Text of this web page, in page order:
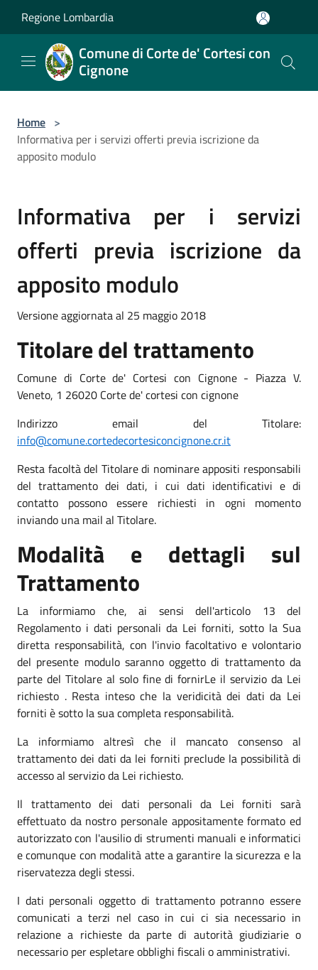
Regione Lombardia
Comune di Corte de' Cortesi con
Cignone
Home >
Informativa per i servizi offerti previa iscrizione da
apposito modulo
Informativa per i servizi
offerti previa iscrizione da
apposito modulo
Versione aggiornata al 25 maggio 2018
Titolare del trattamento
Comune di Corte de' Cortesi con Cignone - Piazza V.
Veneto, 1 26020 Corte de' cortesi con cignone
Indirizzo email del Titolare:
info@comune.cortedecortesiconcignone.cr.it
Resta facoltà del Titolare di nominare appositi responsabili
del trattamento dei dati, i cui dati identificativi e di
contatto possono essere richiesti in ogni momento
inviando una mail al Titolare.
Modalità e dettagli sul
Trattamento
La informiamo che, ai sensi dell'articolo 13 del
Regolamento i dati personali da Lei forniti, sotto la Sua
diretta responsabilità, con l'invio facoltativo e volontario
del presente modulo saranno oggetto di trattamento da
parte del Titolare al solo fine di fornirLe il servizio da Lei
richiesto . Resta inteso che la veridicità dei dati da Lei
forniti è sotto la sua completa responsabilità.
La informiamo altresì che il mancato consenso al
trattamento dei dati da lei forniti preclude la possibilità di
accesso al servizio da Lei richiesto.
Il trattamento dei dati personali da Lei forniti sarà
effettuato da nostro personale appositamente formato ed
autorizzato con l'ausilio di strumenti manuali e informatici
e comunque con modalità atte a garantire la sicurezza e la
riservatezza degli stessi.
I dati personali oggetto di trattamento potranno essere
comunicati a terzi nel caso in cui ci sia necessario in
relazione a richieste da parte di autorità giudiziarie o
necessario per espletare obblighi fiscali o amministrativi.